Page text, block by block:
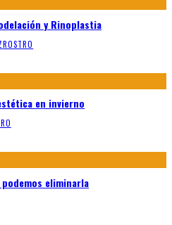
y Rinoplastia
ROSTRO
en invierno
eliminarla